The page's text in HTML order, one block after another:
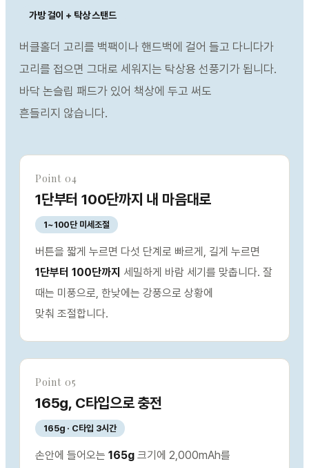
가방 걸이 + 탁상 스탠드
버클홀더 고리를 백팩이나 핸드백에 걸어 들고 다니다가
고리를 접으면 그대로 세워지는 탁상용 선풍기가 됩니다.
바닥 논슬립 패드가 있어 책상에 두고 써도
흔들리지 않습니다.
Point 04
1단부터 100단까지 내 마음대로
1~100단 미세조절
버튼을 짧게 누르면 다섯 단계로 빠르게, 길게 누르면
1단부터 100단까지 세밀하게 바람 세기를 맞춥니다. 잘
때는 미풍으로, 한낮에는 강풍으로 상황에
맞춰 조절합니다.
Point 05
165g, C타입으로 충전
165g · C타입 3시간
손안에 들어오는 165g 크기에 2,000mAh를